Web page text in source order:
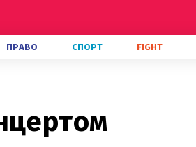
ПРАВО СПОРТ FIGHT